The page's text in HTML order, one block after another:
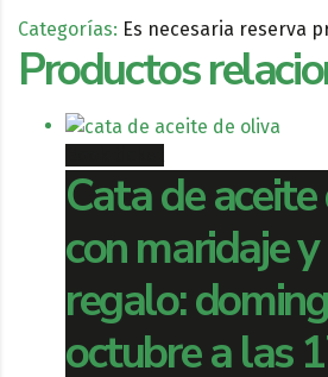
Categorías: Es necesaria reserva
Productos
Cata de
con maridaje
regalo:
octubre a las